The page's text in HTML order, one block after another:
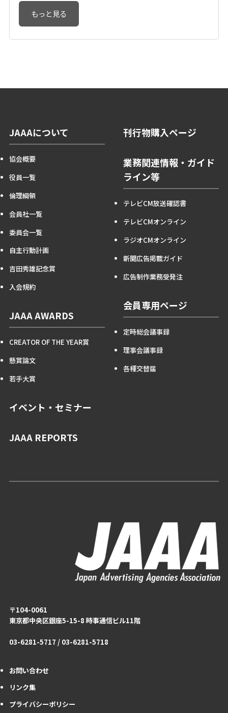
もっと見る
JAAAについて
協会概要
役員一覧
倫理綱領
会員社一覧
委員会一覧
自主行動計画
吉田秀雄記念賞
入会規約
JAAA AWARDS
CREATOR OF THE YEAR賞
懸賞論文
若手大賞
イベント・セミナー
JAAA REPORTS
刊行物購入ページ
業務関連情報・ガイド
ライン等
テレビCM放送確認書
テレビCMオンライン
ラジオCMオンライン
新聞広告掲載ガイド
広告制作業務受発注
会員専用ページ
定時総会議事録
理事会議事録
各種交替届
〒104-0061
東京都中央区銀座5-15-8 時事通信ビル11階
03-6281-5717 / 03-6281-5718
お問い合わせ
リンク集
プライバシーポリシー